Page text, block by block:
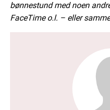
bønnestund med noen
FaceTime o.l. – eller